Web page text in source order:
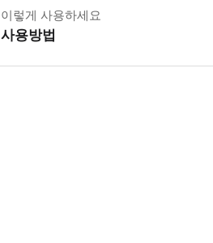
이렇게 사용하세요
사용방법